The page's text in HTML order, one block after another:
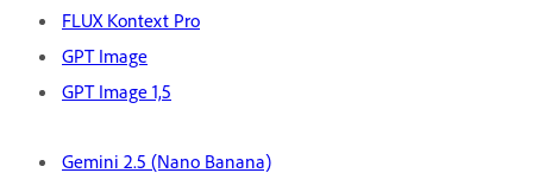
FLUX Kontext Pro
GPT Image
GPT Image 1,5
Gemini 2.5 (Nano Banana)